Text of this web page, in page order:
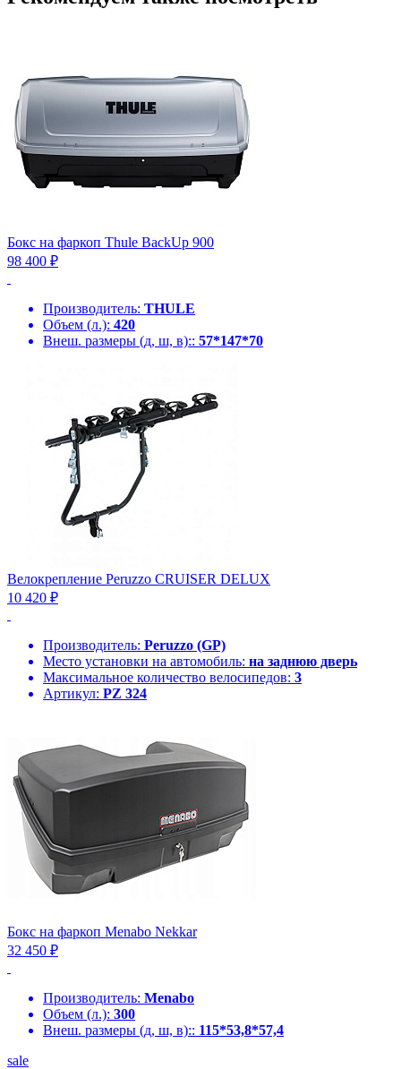
Бокс на фаркоп Thule BackUp 900
98 400 ₽
Производитель: THULE
Объем (л.): 420
Внеш. размеры (д, ш, в):: 57*147*70
Велокрепление Peruzzo CRUISER DELUX
10 420 ₽
Производитель: Peruzzo (GP)
Место установки на автомобиль: на заднюю дверь
Максимальное количество велосипедов: 3
Артикул: PZ 324
Бокс на фаркоп Menabo Nekkar
32 450 ₽
Производитель: Menabo
Объем (л.): 300
Внеш. размеры (д, ш, в):: 115*53,8*57,4
sale